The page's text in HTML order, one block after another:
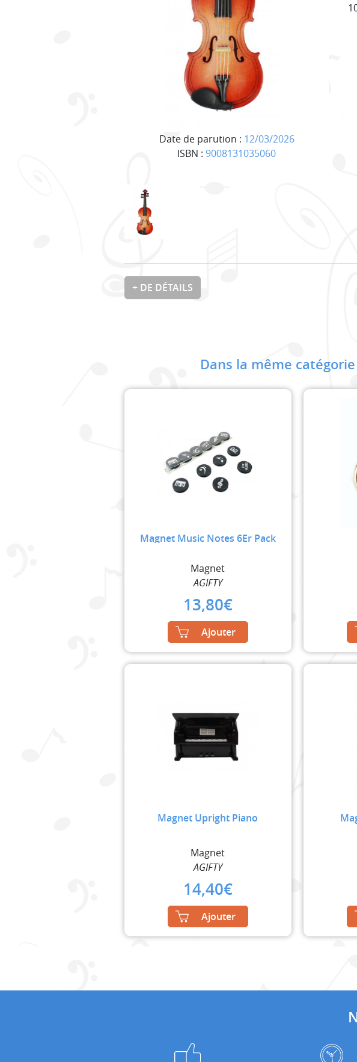
Date de parution : 12/03/2026
ISBN : 9008131035060
+ DE DÉTAILS
Dans la même
Magnet Music Notes 6Er Pack
Magnet
AGIFTY
13,80€
Ajouter
Magnet Upright Piano
Magnet
AGIFTY
14,40€
Ajouter